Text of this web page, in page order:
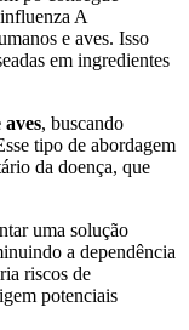
A
e aves. Isso
em ingredientes
, buscando
tipo de abordagem
da doença, que
uma solução
a dependência
riscos de
potenciais